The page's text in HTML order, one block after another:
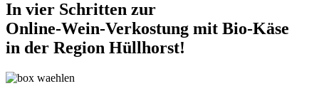
In vier Schritten zur
Online-Wein-Verkostung mit Bio-Käse
in der Region Hüllhorst!